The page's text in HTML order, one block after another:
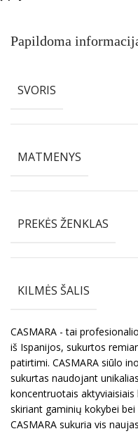
Papildoma
SVORIS
MATMENYS
PREKĖS ŽENKLAS
KILMĖS ŠALIS
CASMARA - tai
iš Ispanijos, sukurtos
patirtimi. CASMARA siūlo
sukurtas naudojant
koncentruotais
skiriant gaminių kokybei
CASMARA sukuria vis